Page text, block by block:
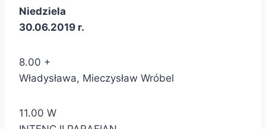
Niedziela
30.06.2019 r.
8.00 +
Władysława, Mieczysław Wróbel
11.00 W